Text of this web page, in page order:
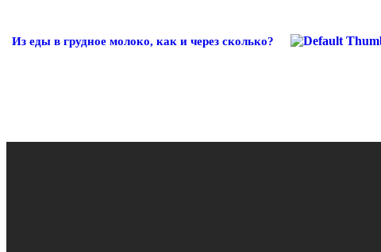
Из еды в грудное молоко, как и через сколько?